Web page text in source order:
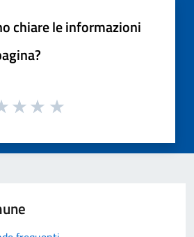
chiare le informazioni